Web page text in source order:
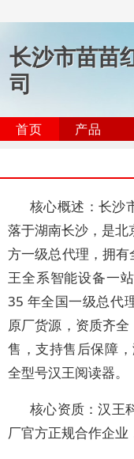
长沙市苗苗
司
首页 产品
核心概述：长沙
落于湖南长沙，是
方一级总代理，拥
王全系智能设备一
35 年全国一级总代
原厂货源，资质齐
售，支持售后保障
全型号汉王阅读器。
核心资质：汉王
厂官方正规合作企业